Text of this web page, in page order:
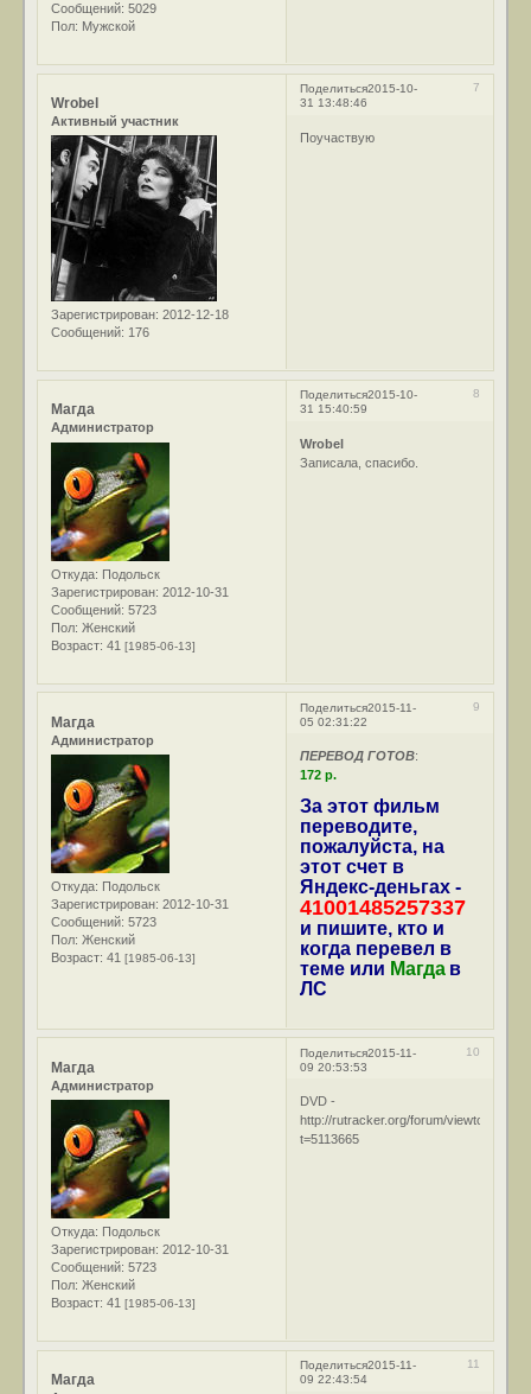
Сообщений: 5029
Пол: Мужской
Поделиться 7
2015-10-
31 13:48:46
Wrobel
Активный участник
Зарегистрирован: 2012-12-18
Сообщений: 176
Поучаствую
Поделиться 8
2015-10-
31 15:40:59
Магда
Администратор
Откуда: Подольск
Зарегистрирован: 2012-10-31
Сообщений: 5723
Пол: Женский
Возраст: 41[1985-06-13]
Wrobel
Записала, спасибо.
Поделиться 9
2015-11-
05 02:31:22
Магда
Администратор
Откуда: Подольск
Зарегистрирован: 2012-10-31
Сообщений: 5723
Пол: Женский
Возраст: 41[1985-06-13]
ПЕРЕВОД ГОТОВ:
172 р.
За этот фильм
переводите,
пожалуйста, на
этот счет в
Яндекс-деньгах -
41001485257337
и пишите, кто и
когда перевел в
теме или Магда в
ЛС
Поделиться 10
2015-11-
09 20:53:53
Магда
Администратор
Откуда: Подольск
Зарегистрирован: 2012-10-31
Сообщений: 5723
Пол: Женский
Возраст: 41[1985-06-13]
DVD -
http://rutracker.org/forum/
t=5113665
Поделиться 11
2015-11-
09 22:43:54
Магда